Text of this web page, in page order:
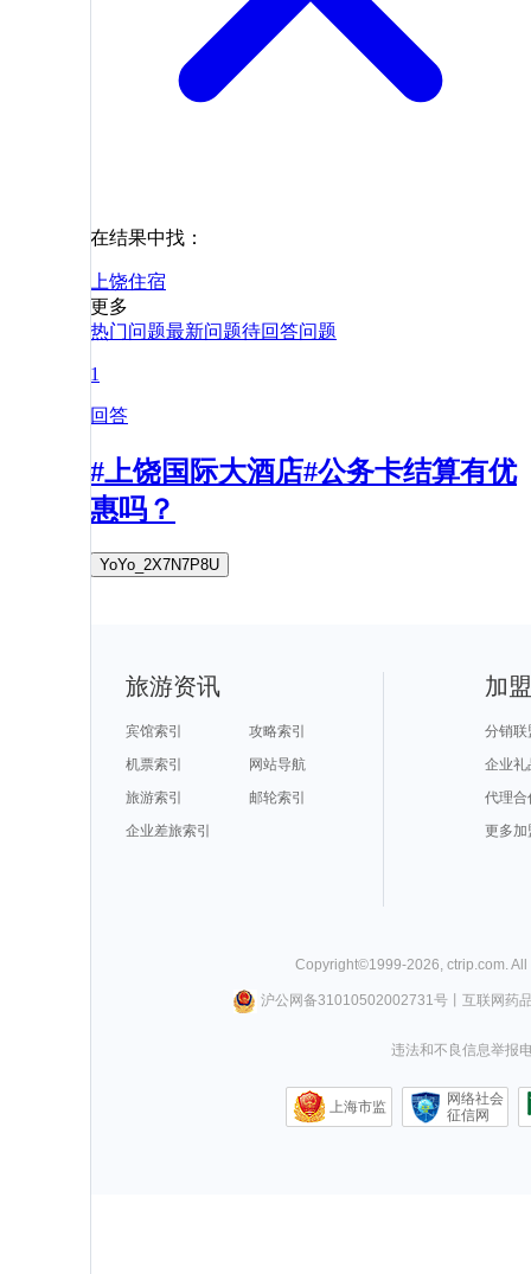
在结果中找：
上饶住宿
更多
热门问题最新问题待回答问题
1
回答
#上饶国际大酒店#公务卡结算有优
惠吗？
YoYo_2X7N7P8U
旅游资讯
宾馆索引
攻略索引
机票索引
网站导航
旅游索引
邮轮索引
企业差旅索引
加
分销联
企业礼
代理合
更多加
Copyright©1999-2026 ctrip.com .
沪公网备31010502002731号丨 互联网药
违法和不良信息举报
上海市监
网络社会
征信网